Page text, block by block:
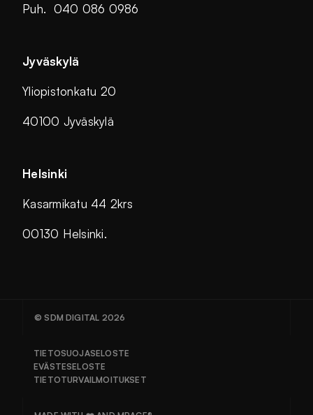
Puh. 040 086 0986
Jyväskylä
Yliopistonkatu 20
40100 Jyväskylä
Helsinki
Kasarmikatu 44 2krs
00130 Helsinki.
© SDM DIGITAL 2026
TIETOSUOJASELOSTE
EVÄSTESELOSTE
TIETOTURVAILMOITUKSET